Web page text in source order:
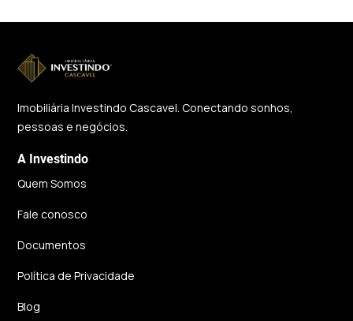
Imobiliária Investindo Cascavel. Conectando sonhos,
pessoas e negócios.
A Investindo
Quem Somos
Fale conosco
Documentos
Política de Privacidade
Blog